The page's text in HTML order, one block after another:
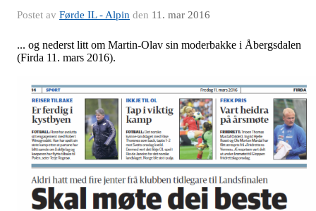
Postet av Førde IL - Alpin den 11. mar 2016
... og nederst litt om Martin-Olav sin moderbakke i Åbergsdalen
(Firda 11. mars 2016).